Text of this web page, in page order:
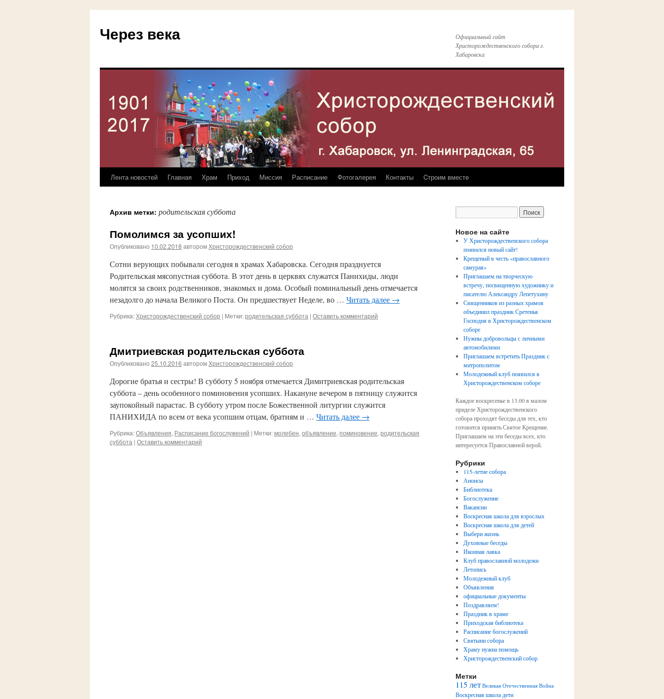
Через века
Официальный сайт
Христорождественского собора г.
Хабаровска
Перейти
содержимому
Лента новостей Главная Храм Приход Миссия Расписание Фотогалерея Контакты Cтроим вместе
Архив метки: родительская суббота
Помолимся за усопших!
Опубликовано 10.02.2018 авторомХристорождественский собор
Сотни верующих побывали сегодня в храмах Хабаровска. Сегодня празднуется
Родительская мясопустная суббота. В этот день в церквях служатся Панихиды, люди
молятся за своих родственников, знакомых и дома. Особый поминальный день отмечается
незадолго до начала Великого Поста. Он предшествует Неделе, во … Читать далее →
Рубрика:Христорождественский собор | Метки:родительская суббота | Оставить комментарий
Дмитриевская родительская суббота
Опубликовано 25.10.2016 авторомХристорождественский собор
Дорогие братья и сестры! В субботу 5 ноября отмечается Димитриевская родительская
суббота – день особенного поминовения усопших. Накануне вечером в пятницу служится
заупокойный парастас. В субботу утром после Божественной литургии служится
ПАНИХИДА по всем от века усопшим отцам, братиям и … Читать далее →
Рубрика:Объявления, Расписание богослужений | Метки:молебен, объявление, поминовение, родительская
суббота | Оставить комментарий
Новое на сайте
У Христорождественского собора
появился новый сайт!
Крещеный в честь «православного
самурая»
Приглашаем на творческую
встречу, посвященную художнику и
писателю Александру Лепетухину
Священников из разных храмов
объединил праздник Сретенья
Господня в Христорождественском
соборе
Нужны добровольцы с личными
автомобилями
Приглашаем встретить Праздник с
митрополитом
Молодежный клуб появился в
Христорождественском соборе
Каждое воскресенье в 13.00 в малом
приделе Христорождественского
собора проходят беседы для тех, кто
готовится принять Святое Крещение.
Приглашаем на эти беседы всех, кто
интересуется Православной верой.
Рубрики
115-летие собора
Анонсы
Библиотека
Богослужение
Вакансии
Воскресная школа для взрослых
Воскресная школа для детей
Выбери жизнь
Духовные беседы
Иконная лавка
Клуб православной молодежи
Летопись
Молодежный клуб
Объявления
официальные документы
Поздравляем!
Праздник в храме
Приходская библиотека
Расписание богослужений
Святыни собора
Храму нужна помощь
Христорождественский собор
Метки
115 лет Великая Отечественная Война
Воскресная школа дети